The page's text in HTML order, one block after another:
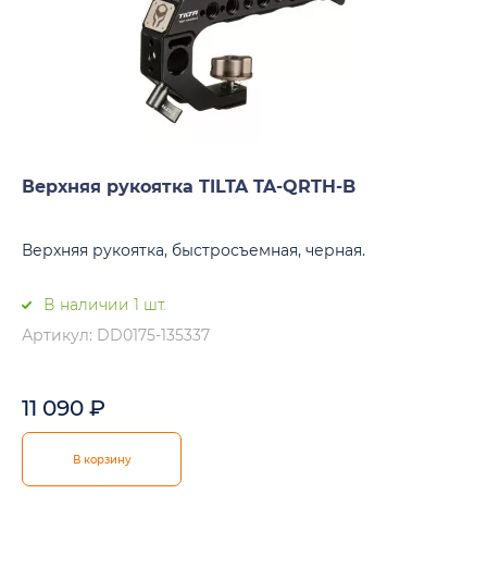
Верхняя рукоятка TILTA TA-QRTH-B
Верхняя рукоятка, быстросъемная, черная.
В наличии 1 шт.
Артикул: DD0175-135337
11 090 ₽
В корзину